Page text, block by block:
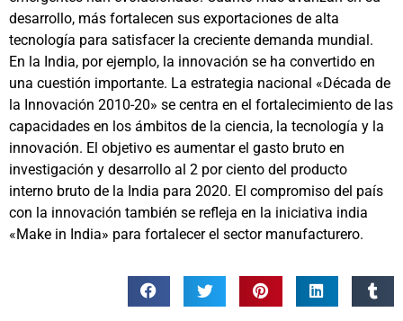
desarrollo, más fortalecen sus exportaciones de alta
tecnología para satisfacer la creciente demanda mundial.
En la India, por ejemplo, la innovación se ha convertido en
una cuestión importante. La estrategia nacional «Década de
la Innovación 2010-20» se centra en el fortalecimiento de las
capacidades en los ámbitos de la ciencia, la tecnología y la
innovación. El objetivo es aumentar el gasto bruto en
investigación y desarrollo al 2 por ciento del producto
interno bruto de la India para 2020. El compromiso del país
con la innovación también se refleja en la iniciativa india
«Make in India» para fortalecer el sector manufacturero.